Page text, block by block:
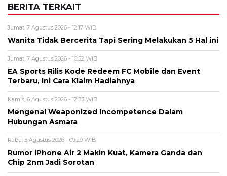
BERITA TERKAIT
Jumat, 7 Agustus 2026 - 12:17 WIB
Wanita Tidak Bercerita Tapi Sering Melakukan 5 Hal ini
Jumat, 7 Agustus 2026 - 10:52 WIB
EA Sports Rilis Kode Redeem FC Mobile dan Event
Terbaru, Ini Cara Klaim Hadiahnya
Kamis, 6 Agustus 2026 - 12:33 WIB
Mengenal Weaponized Incompetence Dalam
Hubungan Asmara
Rabu, 5 Agustus 2026 - 09:29 WIB
Rumor iPhone Air 2 Makin Kuat, Kamera Ganda dan
Chip 2nm Jadi Sorotan